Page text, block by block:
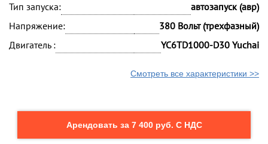
Тип запуска:
автозапуск (авр)
Напряжение:
380 Вольт (трехфазный)
Двигатель :
YC6TD1000-D30 Yuchai
Смотреть все характеристики >>
Арендовать за 7 400 руб. С НДС